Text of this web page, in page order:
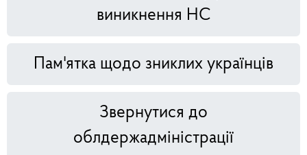
виникнення НС
Пам'ятка щодо зниклих українців
Звернутися до
облдержадміністрації